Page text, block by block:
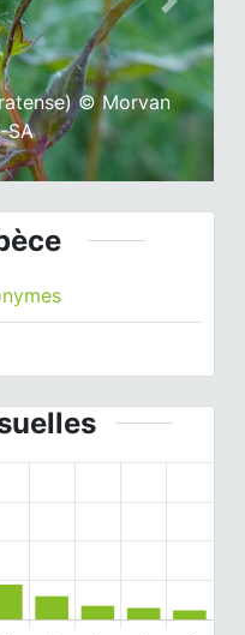
© Morvan
SA
Next